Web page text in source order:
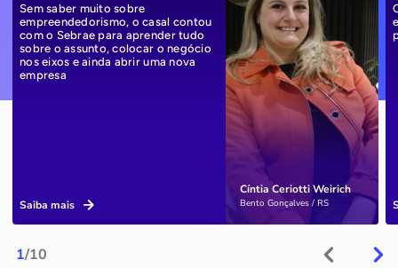
1/10
Cíntia Ceriotti Weirich
Bento Gonçalves / RS
Sem saber muito sobre
empreendedorismo, o casal contou
com o Sebrae para aprender tudo
sobre o assunto, colocar o negócio
nos eixos e ainda abrir uma nova
empresa
Saiba mais